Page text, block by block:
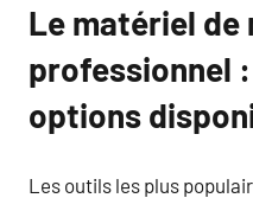
Le matériel de
professionnel
options
Les outils les plus